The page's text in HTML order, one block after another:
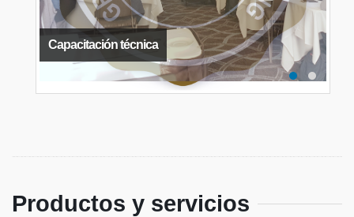
Capacitación técnica
Productos y servicios